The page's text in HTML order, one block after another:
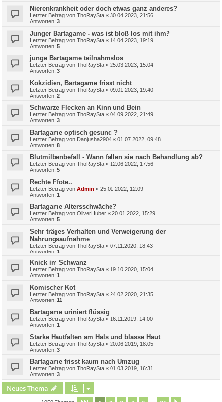
Nierenkrankheit oder doch etwas ganz anderes?
Letzter Beitrag von ThoRaySta « 30.04.2023, 21:56
Antworten: 3
Junger Bartagame - was ist bloß los mit ihm?
Letzter Beitrag von ThoRaySta « 14.04.2023, 19:19
Antworten: 5
junge Bartagame teilnahmslos
Letzter Beitrag von ThoRaySta « 25.03.2023, 15:04
Antworten: 3
Kokzidien, Bartagame frisst nicht
Letzter Beitrag von ThoRaySta « 09.01.2023, 19:40
Antworten: 2
Schwarze Flecken an Kinn und Bein
Letzter Beitrag von ThoRaySta « 04.09.2022, 21:49
Antworten: 3
Bartagame optisch gesund ?
Letzter Beitrag von Danjusha2904 « 01.07.2022, 09:48
Antworten: 8
Blutmilbenbefall - Wann fallen sie nach Behandlung ab?
Letzter Beitrag von ThoRaySta « 12.06.2022, 17:56
Antworten: 5
Rechte Pfote..
Letzter Beitrag von Admin « 25.01.2022, 12:09
Antworten: 1
Bartagame Altersschwäche?
Letzter Beitrag von OliverHuber « 20.01.2022, 15:29
Antworten: 5
Sehr träges Verhalten und Verweigerung der
Nahrungsaufnahme
Letzter Beitrag von ThoRaySta « 07.11.2020, 18:43
Antworten: 1
Knick im Schwanz
Letzter Beitrag von ThoRaySta « 19.10.2020, 15:04
Antworten: 1
Komischer Kot
Letzter Beitrag von ThoRaySta « 24.02.2020, 21:35
Antworten: 11
Bartagame uriniert flüssig
Letzter Beitrag von ThoRaySta « 16.11.2019, 14:00
Antworten: 1
Starke Hautfalten am Hals und blasse Haut
Letzter Beitrag von ThoRaySta « 20.06.2019, 18:05
Antworten: 3
Bartagame frisst kaum nach Umzug
Letzter Beitrag von ThoRaySta « 01.03.2019, 16:31
Antworten: 3
Neues Thema